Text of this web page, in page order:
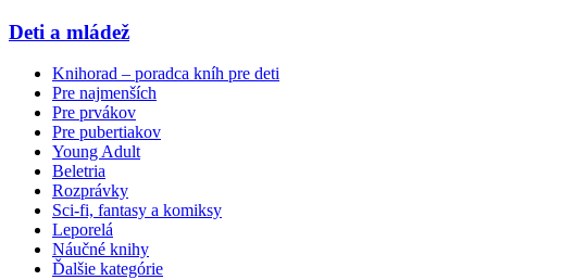
Deti a mládež
Knihorad – poradca kníh pre deti
Pre najmenších
Pre prvákov
Pre pubertiakov
Young Adult
Beletria
Rozprávky
Sci-fi, fantasy a komiksy
Leporelá
Náučné knihy
Ďalšie kategórie